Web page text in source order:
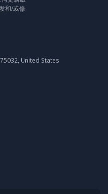
和/或修
United States